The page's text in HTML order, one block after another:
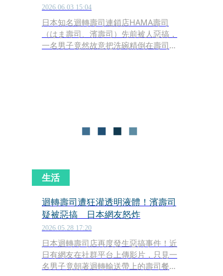
2026.06.03 15:04
日本知名迴轉壽司連鎖店HAMA壽司
（はま壽司、濱壽司）先前被人惡搞，
一名男子竟然故意把洗碗精倒在壽司
生活
迴轉壽司遭狂灌透明液體！濱壽司
疑被惡搞 日本網友怒炸
2026.05.28 17:20
日本迴轉壽司店再度發生惡搞事件！近
日有網友在社群平台上傳影片，只見一
名男子竟朝著迴轉輸送帶上的壽司餐